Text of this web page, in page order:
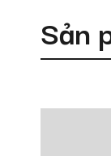
Sản